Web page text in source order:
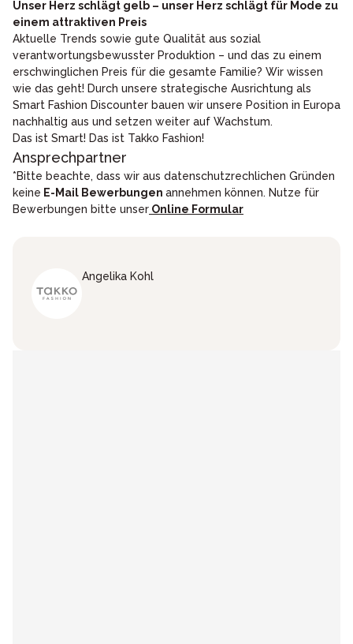
Unser Herz schlägt gelb – unser Herz schlägt für Mode zu
einem attraktiven Preis
Aktuelle Trends sowie gute Qualität aus sozial
verantwortungsbewusster Produktion – und das zu einem
erschwinglichen Preis für die gesamte Familie? Wir wissen
wie das geht! Durch unsere strategische Ausrichtung als
Smart Fashion Discounter bauen wir unsere Position in Europa
nachhaltig aus und setzen weiter auf Wachstum.
Das ist Smart! Das ist Takko Fashion!
Ansprechpartner
*Bitte beachte, dass wir aus datenschutzrechlichen Gründen
keine E-Mail Bewerbungen annehmen können. Nutze für
Bewerbungen bitte unser Online Formular
Angelika Kohl